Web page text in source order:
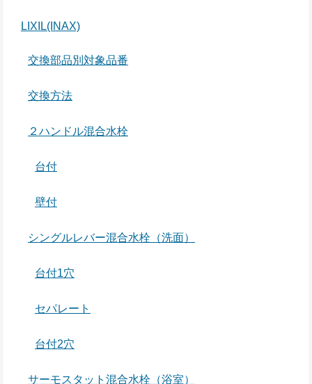
LIXIL(INAX)
交換部品別対象品番
交換方法
２ハンドル混合水栓
台付
壁付
シングルレバー混合水栓（洗面）
台付1穴
セパレート
台付2穴
サーモスタット混合水栓（浴室）